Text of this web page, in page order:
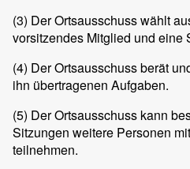
(3) Der Ortsausschuss wählt
vorsitzendes Mitglied und eine
(4) Der Ortsausschuss berät
ihn übertragenen Aufgaben.
(5) Der Ortsausschuss kann
Sitzungen weitere Personen
teilnehmen.